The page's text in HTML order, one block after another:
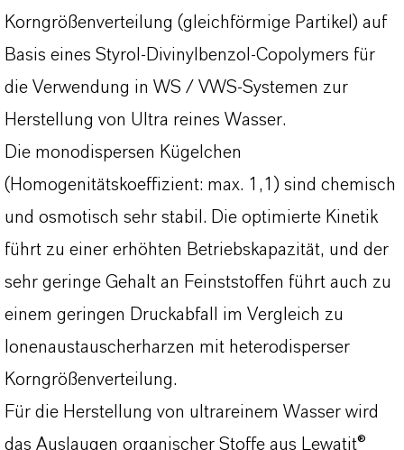
Korngrößenverteilung (gleichförmige Partikel) auf
Basis eines Styrol-Divinylbenzol-Copolymers für
die Verwendung in WS / VWS-Systemen zur
Herstellung von Ultra reines Wasser.
Die monodispersen Kügelchen
(Homogenitätskoeffizient: max. 1,1) sind chemisch
und osmotisch sehr stabil. Die optimierte Kinetik
führt zu einer erhöhten Betriebskapazität, und der
sehr geringe Gehalt an Feinststoffen führt auch zu
einem geringen Druckabfall im Vergleich zu
Ionenaustauscherharzen mit heterodisperser
Korngrößenverteilung.
Für die Herstellung von ultrareinem Wasser wird
das Auslaugen organischer Stoffe aus Lewatit®